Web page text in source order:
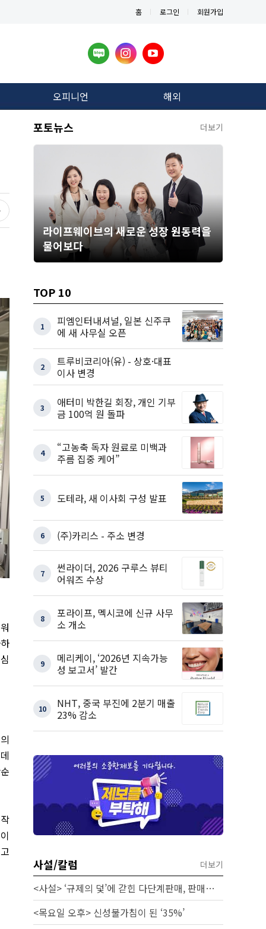
홈 로그인 회원가입
오피니언 해외
포토뉴스 더보기
라이프웨이브의 새로운 성장 원동력을
물어보다
TOP 10
1
피엠인터내셔널, 일본 신주쿠
에 새 사무실 오픈
2
트루비코리아(유) - 상호·대표
이사 변경
3
애터미 박한길 회장, 개인 기부
금 100억 원 돌파
4
“고농축 독자 원료로 미백과
주름 집중 케어”
5 도테라, 새 이사회 구성 발표
6 (주)카리스 - 주소 변경
7
썬라이더, 2026 구루스 뷰티
어워즈 수상
8
포라이프, 멕시코에 신규 사무
소 개소
9
메리케이, ‘2026년 지속가능
성 보고서’ 발간
10
NHT, 중국 부진에 2분기 매출
23% 감소
사설/칼럼 더보기
<사설> ‘규제의 덫’에 갇힌 다단계판매, 판매원 보호 시급하다
<목요일 오후> 신성불가침이 된 ‘35%’